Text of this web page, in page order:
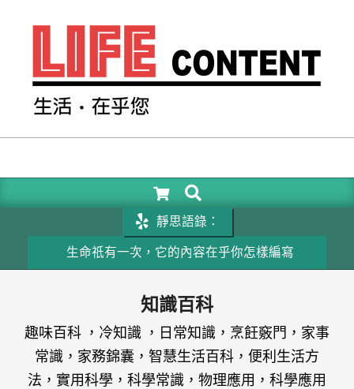
LIFE
SEARCH
靜思語錄：
生命祇有一次，它的內容在乎你怎樣編寫
知識百科
趣味百科 ，冷知識 ，日常知識，烹飪竅門，家事
常識，家務錦囊，智慧生活百科，便利生活方
法，實用科學，科學常識，物理應用，科學應用